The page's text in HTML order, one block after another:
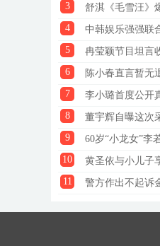
3
舒淇《毛雪汪》
4
中韩娱乐强强联
5
冉莹颖节目坦言
6
陈小春直言暂无
7
李小璐首度公开
8
董宇辉自曝这次
9
60岁“小龙女”李
10
黄圣依与小儿子
11
警方作出不起诉